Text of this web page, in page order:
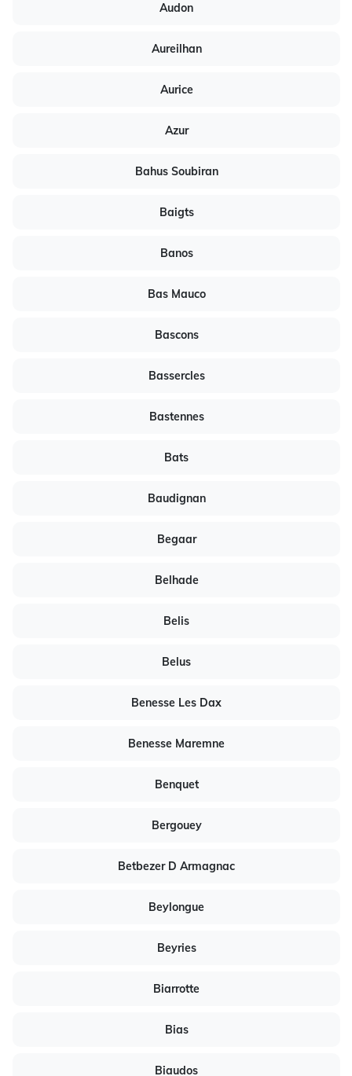
Audon
Aureilhan
Aurice
Azur
Bahus Soubiran
Baigts
Banos
Bas Mauco
Bascons
Bassercles
Bastennes
Bats
Baudignan
Begaar
Belhade
Belis
Belus
Benesse Les Dax
Benesse Maremne
Benquet
Bergouey
Betbezer D Armagnac
Beylongue
Beyries
Biarrotte
Bias
Biaudos